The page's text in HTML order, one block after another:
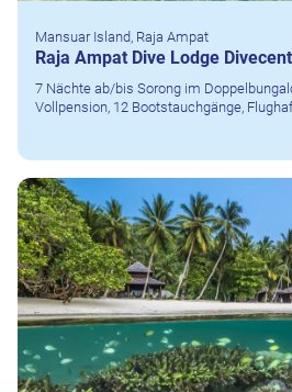
Mansuar Island, Raja Ampat
Raja Ampat Dive Lodge
7 Nächte ab/bis Sorong im
Vollpension, 12 Bootstauchgänge,